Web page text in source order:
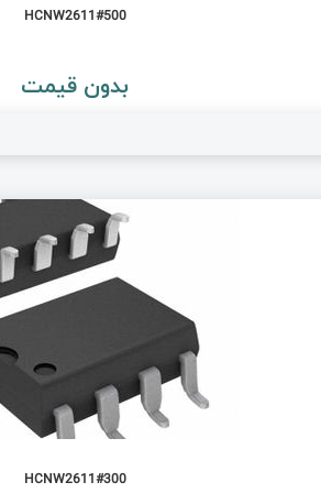
HCNW2611#500
بدون قیمت
HCNW2611#300